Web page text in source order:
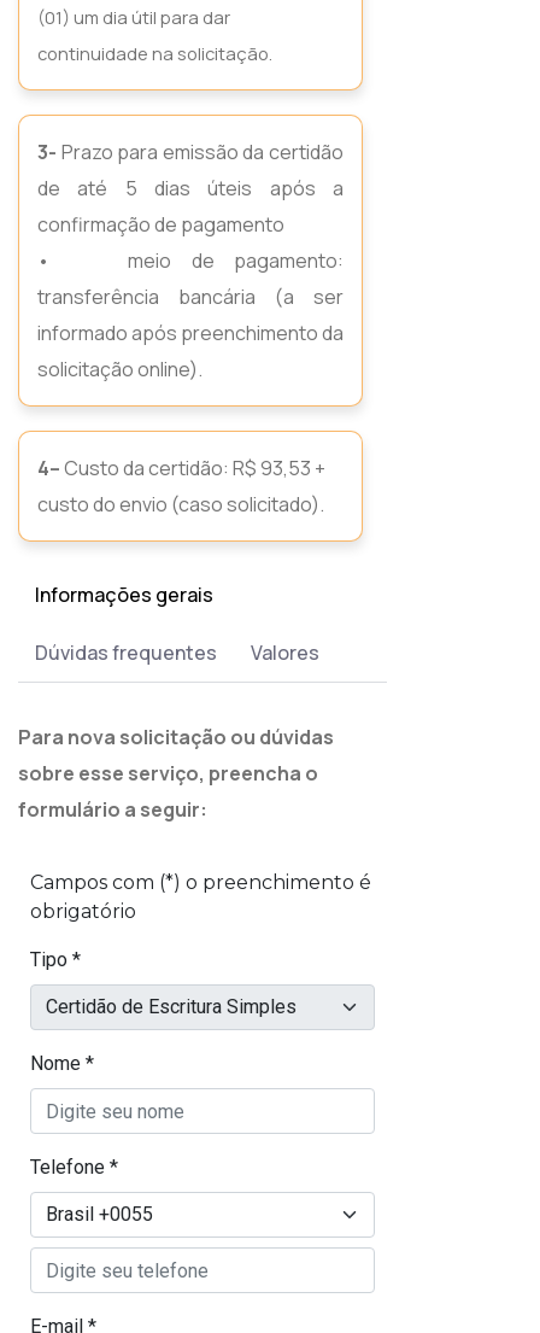
(01) um dia útil para dar
continuidade na solicitação.
3- Prazo para emissão da certidão
de até 5 dias úteis após a
confirmação de pagamento
• meio de pagamento:
transferência bancária (a ser
informado após preenchimento da
solicitação online).
4–Custo da certidão: R$ 93,53 +
custo do envio (caso solicitado).
Informações gerais
Dúvidas frequentes Valores
Para nova solicitação ou dúvidas
sobre esse serviço, preencha o
formulário a seguir: